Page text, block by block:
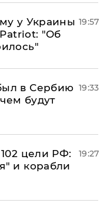
у Украины
Patriot: "Об
19:57
в Сербию
будут
19:33
цели РФ:
и корабли
19:27